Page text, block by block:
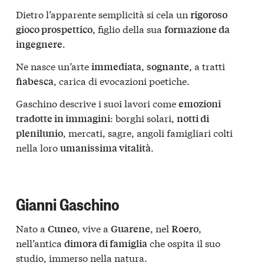
Dietro l’apparente semplicità si cela un rigoroso
gioco prospettico, figlio della sua formazione da
ingegnere.
Ne nasce un’arteimmediata, sognante, a tratti
fiabesca, carica di evocazioni poetiche.
Gaschino descrive i suoi lavori comeemozioni
tradotte in immagini: borghi solari, notti di
plenilunio , mercati, sagre, angoli famigliari colti
nella loroumanissima vitalità
Gianni Gaschino
Nato a Cuneo, vive a Guarene, nel Roero,
nell’antica dimora di famigliache ospita il suo
studio, immerso nella natura.